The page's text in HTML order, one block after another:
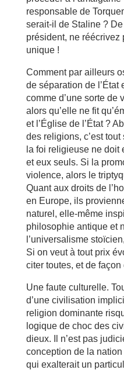
responsable de
serait-il de Staline ?
président, ne réécrivez
unique !
Comment par ailleurs
de séparation de l’État
comme d’une sorte de
alors qu’elle ne fit
et l’Église de l’État ?
des religions, c’est
la foi religieuse ne doit
et eux seuls. Si la
violence, alors le
Quant aux droits de
en Europe, ils
naturel, elle-même
philosophie antique et
l’universalisme
Si on veut à tout prix
citer toutes, et de façon
Une faute culturelle.
d’une civilisation
religion dominante
logique de choc des
dieux. Il n’est pas
conception de la
qui exalterait un